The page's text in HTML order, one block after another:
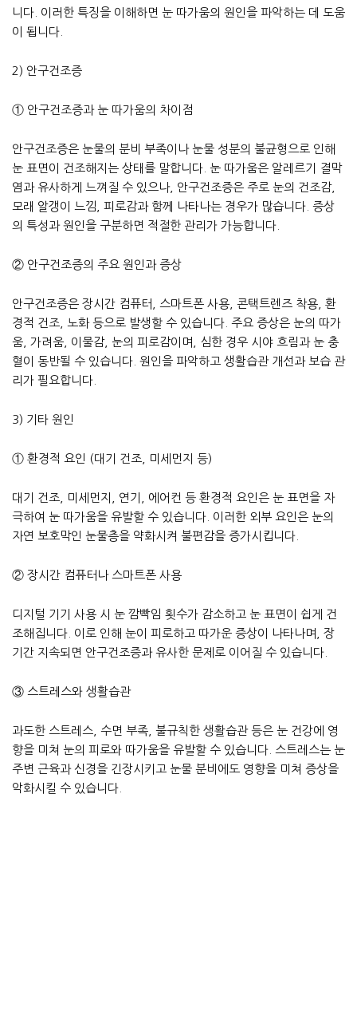
니다. 이러한 특징을 이해하면 눈 따가움의 원인을 파악하는 데 도움
이 됩니다.
2) 안구건조증
① 안구건조증과 눈 따가움의 차이점
안구건조증은 눈물의 분비 부족이나 눈물 성분의 불균형으로 인해
눈 표면이 건조해지는 상태를 말합니다. 눈 따가움은 알레르기 결막
염과 유사하게 느껴질 수 있으나, 안구건조증은 주로 눈의 건조감,
모래 알갱이 느낌, 피로감과 함께 나타나는 경우가 많습니다. 증상
의 특성과 원인을 구분하면 적절한 관리가 가능합니다.
② 안구건조증의 주요 원인과 증상
안구건조증은 장시간 컴퓨터, 스마트폰 사용, 콘택트렌즈 착용, 환
경적 건조, 노화 등으로 발생할 수 있습니다. 주요 증상은 눈의 따가
움, 가려움, 이물감, 눈의 피로감이며, 심한 경우 시야 흐림과 눈 충
혈이 동반될 수 있습니다. 원인을 파악하고 생활습관 개선과 보습 관
리가 필요합니다.
3) 기타 원인
① 환경적 요인 (대기 건조, 미세먼지 등)
대기 건조, 미세먼지, 연기, 에어컨 등 환경적 요인은 눈 표면을 자
극하여 눈 따가움을 유발할 수 있습니다. 이러한 외부 요인은 눈의
자연 보호막인 눈물층을 약화시켜 불편감을 증가시킵니다.
② 장시간 컴퓨터나 스마트폰 사용
디지털 기기 사용 시 눈 깜빡임 횟수가 감소하고 눈 표면이 쉽게 건
조해집니다. 이로 인해 눈이 피로하고 따가운 증상이 나타나며, 장
기간 지속되면 안구건조증과 유사한 문제로 이어질 수 있습니다.
③ 스트레스와 생활습관
과도한 스트레스, 수면 부족, 불규칙한 생활습관 등은 눈 건강에 영
향을 미쳐 눈의 피로와 따가움을 유발할 수 있습니다. 스트레스는 눈
주변 근육과 신경을 긴장시키고 눈물 분비에도 영향을 미쳐 증상을
악화시킬 수 있습니다.